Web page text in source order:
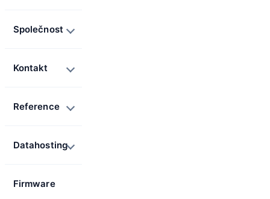
Společnost
Kontakt
Reference
Datahosting
Firmware